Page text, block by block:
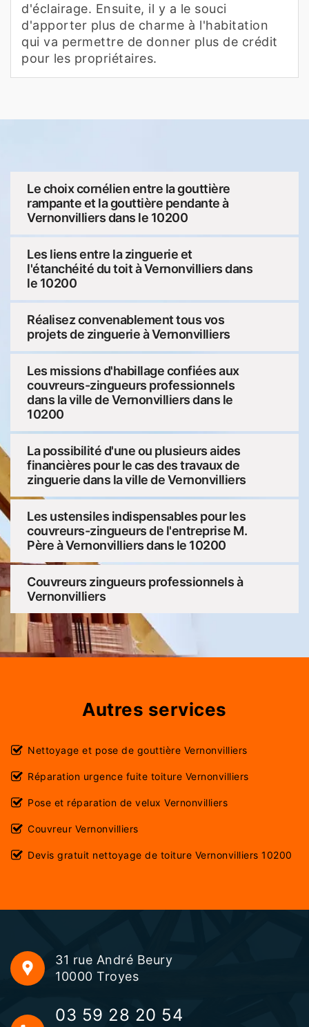
d'éclairage. Ensuite, il y a le souci
d'apporter plus de charme à l'habitation
qui va permettre de donner plus de crédit
pour les propriétaires.
Le choix cornélien entre la gouttière
rampante et la gouttière pendante à
Vernonvilliers dans le 10200
Les liens entre la zinguerie et
l'étanchéité du toit à Vernonvilliers dans
le 10200
Réalisez convenablement tous vos
projets de zinguerie à Vernonvilliers
Les missions d'habillage confiées aux
couvreurs-zingueurs professionnels
dans la ville de Vernonvilliers dans le
10200
La possibilité d'une ou plusieurs aides
financières pour le cas des travaux de
zinguerie dans la ville de Vernonvilliers
Les ustensiles indispensables pour les
couvreurs-zingueurs de l'entreprise M.
Père à Vernonvilliers dans le 10200
Couvreurs zingueurs professionnels à
Vernonvilliers
Autres services
Nettoyage et pose de gouttière Vernonvilliers
Réparation urgence fuite toiture Vernonvilliers
Pose et réparation de velux Vernonvilliers
Couvreur Vernonvilliers
Devis gratuit nettoyage de toiture Vernonvilliers 10200
31 rue André Beury
10000 Troyes
03 59 28 20 54